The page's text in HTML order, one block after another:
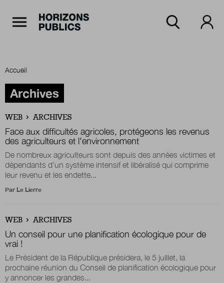
Accueil
Rubriques
Thèmes
Boutique
Accueil
Archives
WEB ARCHIVES
Face aux difficultés agricoles, protégeons les revenus
des agriculteurs et l’environnement
De nombreux agriculteurs sont depuis des années victimes et
dépendants d’un système intensif et libéralisé qui comprime
leur revenu et les endette...
Par Le Lierre
WEB ARCHIVES
Un conseil pour une planification écologique pour de
vrai !
Le Président de la République présidera, le 5 juillet, la
prochaine réunion du Conseil de planification écologique pour
y annoncer les grandes...